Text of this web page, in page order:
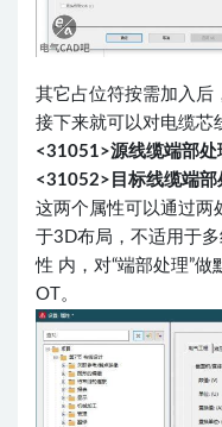
其它占位符按需加入后
接下来就可以对电缆芯
<31051>源线缆端部处
<31052>目标线缆端部
这两个属性可以通过两
于3D布局，不适用于
性 内，对“端部处理”
OT。